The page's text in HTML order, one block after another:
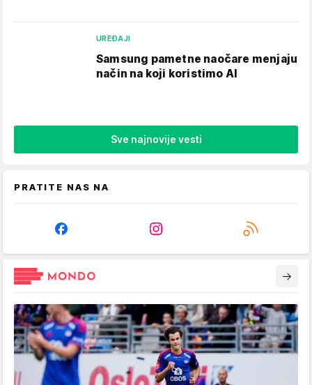
UREĐAJI
Samsung pametne naočare menjaju
način na koji koristimo AI
Sve najnovije vesti
PRATITE NAS NA